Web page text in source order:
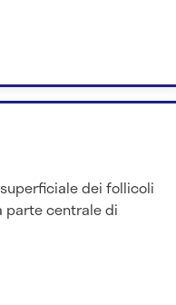
dei follicoli
parte centrale di